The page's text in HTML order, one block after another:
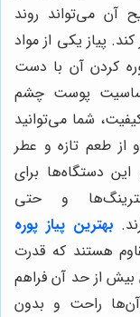
آن می‌تواند روند
پیاز یکی از مواد
کردن آن با دست
پوست چشم
شما می‌توانید
از طعم تازه و عطر
دستگاه‌ها برای
کترینگ‌ها و حتی
بهترین پیاز پوره
هستند که قدرت
بیش از حد آن فراهم
آن‌ها راحت و بدون